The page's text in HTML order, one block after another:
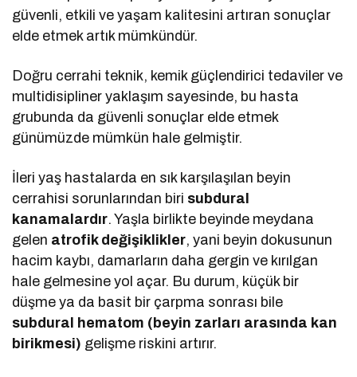
güvenli, etkili ve yaşam kalitesini artıran sonuçlar
elde etmek artık mümkündür.
Doğru cerrahi teknik, kemik güçlendirici tedaviler ve
multidisipliner yaklaşım sayesinde, bu hasta
grubunda da güvenli sonuçlar elde etmek
günümüzde mümkün hale gelmiştir.
İleri yaş hastalarda en sık karşılaşılan beyin
cerrahisi sorunlarından biri subdural
kanamalardır. Yaşla birlikte beyinde meydana
gelen atrofik değişiklikler, yani beyin dokusunun
hacim kaybı, damarların daha gergin ve kırılgan
hale gelmesine yol açar. Bu durum, küçük bir
düşme ya da basit bir çarpma sonrası bile
subdural hematom (beyin zarları arasında kan
birikmesi) gelişme riskini artırır.